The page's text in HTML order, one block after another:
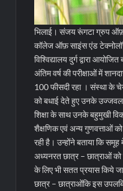
भिलाई। संजय रूंगटा ग्रुप ऑफ़
कॉलेज ऑफ़ साइंस एंड
विश्विद्यालय दुर्ग द्वारा
अंतिम वर्ष की परीक्षाओं में
100 फीसदी रहा । संस्था के
को बधाई देते हुए उनके उज्जवल
शिक्षा के साथ उनके बहुमुखी
शैक्षणिक एवं अन्य गुणवत्ताओं
रही है।उन्होंने बताया कि समूह
अध्यनरत छात्र – छात्राओं
के लिए भी सतत प्रयास किये
छात्र – छात्राओंकि इस